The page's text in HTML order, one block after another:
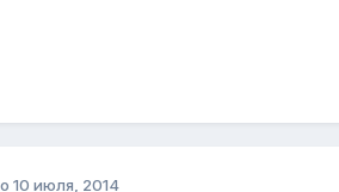
10 июля, 2014